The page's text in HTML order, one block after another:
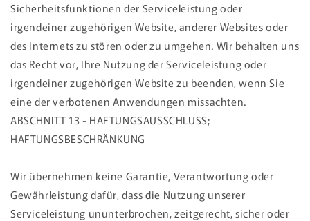
Sicherheitsfunktionen der Serviceleistung oder
irgendeiner zugehörigen Website, anderer Websites oder
des Internets zu stören oder zu umgehen. Wir behalten uns
das Recht vor, Ihre Nutzung der Serviceleistung oder
irgendeiner zugehörigen Website zu beenden, wenn Sie
eine der verbotenen Anwendungen missachten.
ABSCHNITT 13 - HAFTUNGSAUSSCHLUSS;
HAFTUNGSBESCHRÄNKUNG
Wir übernehmen keine Garantie, Verantwortung oder
Gewährleistung dafür, dass die Nutzung unserer
Serviceleistung ununterbrochen, zeitgerecht, sicher oder